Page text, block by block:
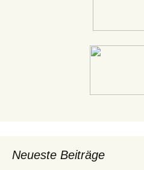
Neueste Beiträge